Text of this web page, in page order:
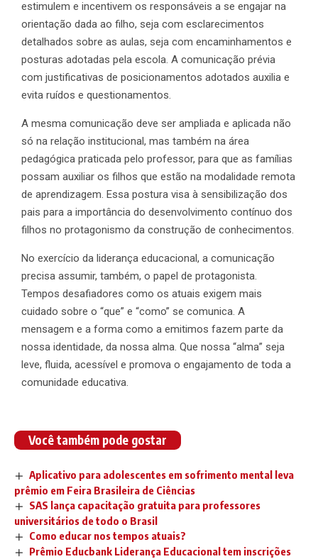
estimulem e incentivem os responsáveis a se engajar na
orientação dada ao filho, seja com esclarecimentos
detalhados sobre as aulas, seja com encaminhamentos e
posturas adotadas pela escola. A comunicação prévia
com justificativas de posicionamentos adotados auxilia e
evita ruídos e questionamentos.
A mesma comunicação deve ser ampliada e aplicada não
só na relação institucional, mas também na área
pedagógica praticada pelo professor, para que as famílias
possam auxiliar os filhos que estão na modalidade remota
de aprendizagem. Essa postura visa à sensibilização dos
pais para a importância do desenvolvimento contínuo dos
filhos no protagonismo da construção de conhecimentos.
No exercício da liderança educacional, a comunicação
precisa assumir, também, o papel de protagonista.
Tempos desafiadores como os atuais exigem mais
cuidado sobre o “que” e “como” se comunica. A
mensagem e a forma como a emitimos fazem parte da
nossa identidade, da nossa alma. Que nossa “alma” seja
leve, fluida, acessível e promova o engajamento de toda a
comunidade educativa.
Você também pode gostar
Aplicativo para adolescentes em sofrimento mental leva
prêmio em Feira Brasileira de Ciências
SAS lança capacitação gratuita para professores
universitários de todo o Brasil
Como educar nos tempos atuais?
Prêmio Educbank Liderança Educacional tem inscrições